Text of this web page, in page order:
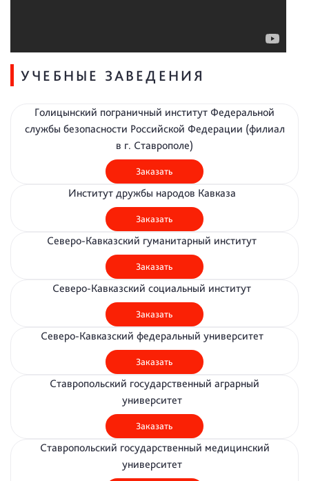
УЧЕБНЫЕ ЗАВЕДЕНИЯ
Голицынский пограничный институт Федеральной
службы безопасности Российской Федерации (филиал
в г. Ставрополе)
Заказать
Институт дружбы народов Кавказа
Заказать
Северо-Кавказский гуманитарный институт
Заказать
Северо-Кавказский социальный институт
Заказать
Северо-Кавказский федеральный университет
Заказать
Ставропольский государственный аграрный
университет
Заказать
Ставропольский государственный медицинский
университет